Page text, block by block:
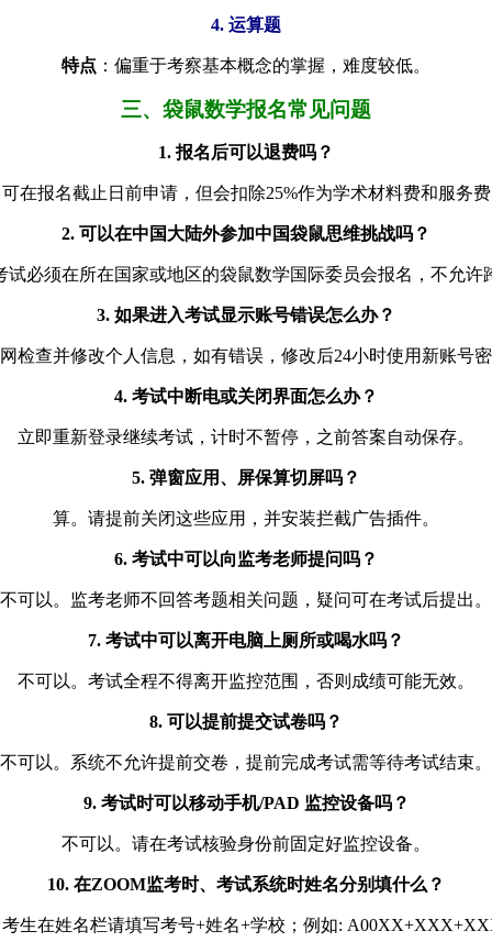
4. 运算题
特点 ：偏重于考察基本概念的掌握，难度较低。
三、袋鼠数学报名常见问题
1. 报名后可以退费吗？
在报名截止日前申请，但会扣除25%作为学术材料费和服务费
2. 可以在中国大陆外参加中国袋鼠思维挑战吗？
试必须在所在国家或地区的袋鼠数学国际委员会报名，不允许
3. 如果进入考试显示账号错误怎么办？
检查并修改个人信息，如有错误，修改后24小时使用新账号密
4. 考试中断电或关闭界面怎么办？
立即重新登录继续考试，计时不暂停，之前答案自动保存。
5. 弹窗应用、屏保算切屏吗？
算。请提前关闭这些应用，并安装拦截广告插件。
6. 考试中可以向监考老师提问吗？
不可以。监考老师不回答考题相关问题，疑问可在考试后提出。
7. 考试中可以离开电脑上厕所或喝水吗？
不可以。考试全程不得离开监控范围，否则成绩可能无效。
8. 可以提前提交试卷吗？
不可以。系统不允许提前交卷，提前完成考试需等待考试结束。
9. 考试时可以移动手机/PAD 监控设备吗？
不可以。请在考试核验身份前固定好监控设备。
10. 在ZOOM监考时、考试系统时姓名分别填什么？
生在姓名栏请填写考号+姓名+学校；例如: